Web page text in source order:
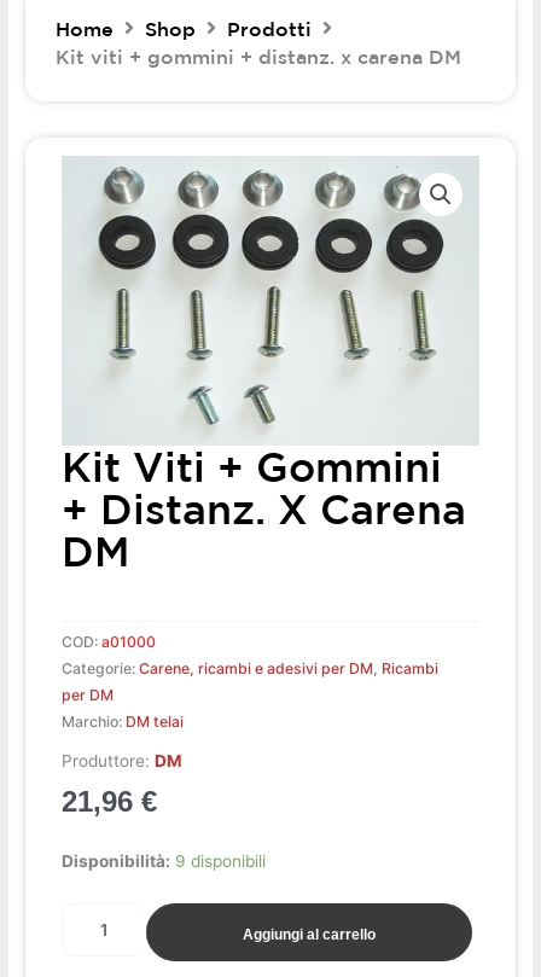
Home Shop
Prodotti
Kit viti + gommini + distanz. x carena DM
Kit Viti + Gommini
+ Distanz. X Carena
DM
COD:a01000
Categorie:Carene, ricambi e adesivi per DM, Ricambi
per DM
Marchio: DM telai
Produttore:DM
21,96€
Disponibilità: 9 disponibili
Kit
gommini
Aggiungi al carrello